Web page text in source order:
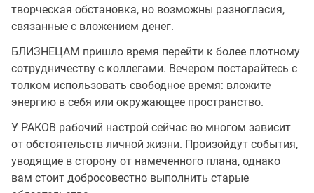
творческая обстановка, но возможны разногласия,
связанные с вложением денег.
БЛИЗНЕЦАМ пришло время перейти к более плотному
сотрудничеству с коллегами. Вечером постарайтесь с
толком использовать свободное время: вложите
энергию в себя или окружающее пространство.
У РАКОВ рабочий настрой сейчас во многом зависит
от обстоятельств личной жизни. Произойдут события,
уводящие в сторону от намеченного плана, однако
вам стоит добросовестно выполнить старые